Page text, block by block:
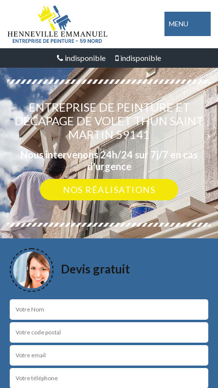
MENU
indisponible indisponible
ENTREPRISE DE PEINTURE ET
DÉCAPAGE DE VOLET THUN SAINT
MARTIN 59141
Nous intervenons 24h/24 sur 7j/7 en cas
d'urgence
NOS RÉALISATIONS
Devis gratuit